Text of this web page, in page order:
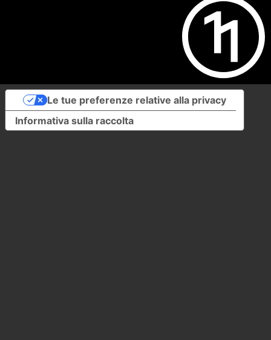
Informativa sulla raccolta
Le tue preferenze relative alla privacy